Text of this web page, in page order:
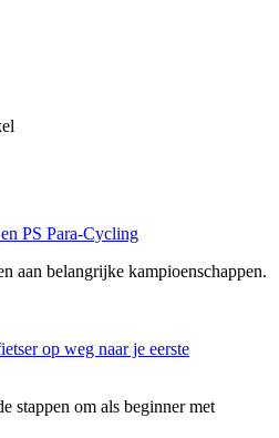
PS Para-Cycling
aan belangrijke kampioenschappen.
op weg naar je eerste
stappen om als beginner met